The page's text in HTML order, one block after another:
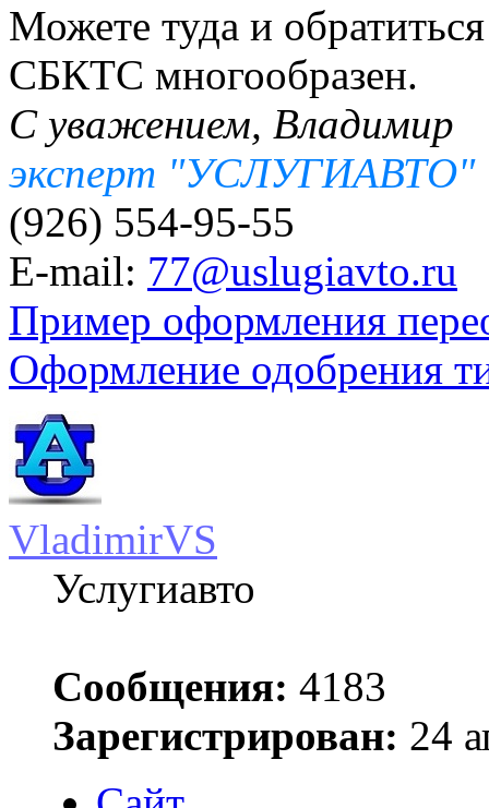
Можете туда и
СБКТС многообразен.
С уважением, Владимир
эксперт "УСЛУГИАВТО"
(926) 554-95-55
E-mail: 77@uslugiavto.ru
Пример оформления
Оформление одобрения
VladimirVS
Услугиавто
Сообщения: 4183
Зарегистрирован: 24